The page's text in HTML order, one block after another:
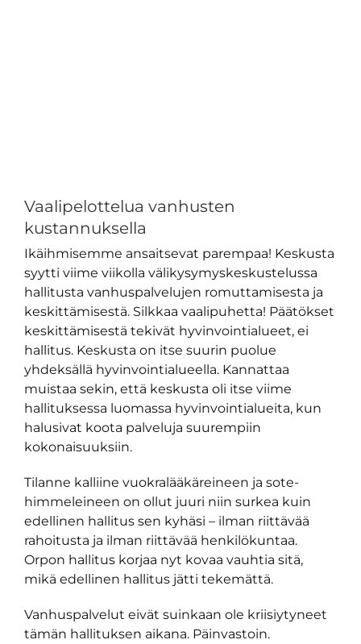
Vaalipelottelua vanhusten
kustannuksella
Ikäihmisemme ansaitsevat parempaa! Keskusta
syytti viime viikolla välikysymyskeskustelussa
hallitusta vanhuspalvelujen romuttamisesta ja
keskittämisestä. Silkkaa vaalipuhetta! Päätökset
keskittämisestä tekivät hyvinvointialueet, ei
hallitus. Keskusta on itse suurin puolue
yhdeksällä hyvinvointialueella. Kannattaa
muistaa sekin, että keskusta oli itse viime
hallituksessa luomassa hyvinvointialueita, kun
halusivat koota palveluja suurempiin
kokonaisuuksiin.
Tilanne kalliine vuokralääkäreineen ja sote-
himmeleineen on ollut juuri niin surkea kuin
edellinen hallitus sen kyhäsi – ilman riittävää
rahoitusta ja ilman riittävää henkilökuntaa.
Orpon hallitus korjaa nyt kovaa vauhtia sitä,
mikä edellinen hallitus jätti tekemättä.
Vanhuspalvelut eivät suinkaan ole kriisiytyneet
tämän hallituksen aikana. Päinvastoin.